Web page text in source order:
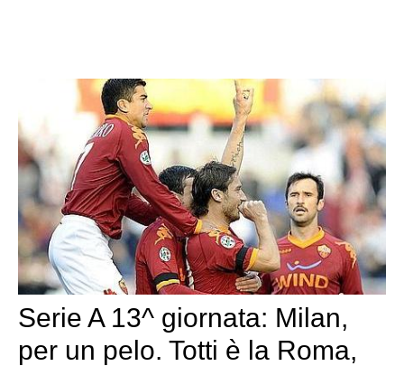
Serie A 13^ giornata: Milan,
per un pelo. Totti è la Roma,